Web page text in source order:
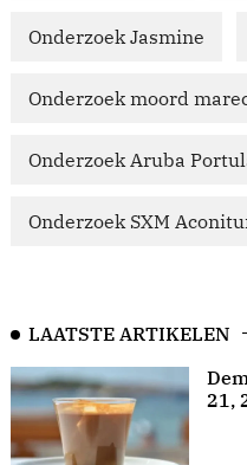
Onderzoek Jasmine
Onderzoek moord
Onderzoek Aruba
Onderzoek SXM
LAATSTE ARTIKELEN
21,